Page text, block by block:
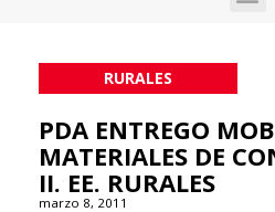
RURALES
PDA ENTREGO
MATERIALES DE
II. EE. RURALES
marzo 8, 2011